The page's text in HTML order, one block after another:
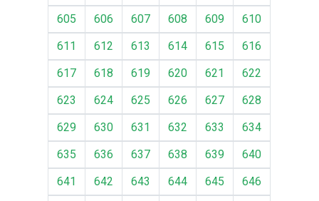
605
606 607 608 609
610
611
612 613 614 615
616
617
618 619 620 621
622
623
624 625 626 627
628
629
630 631 632 633
634
635
636 637 638 639
640
641
642 643 644 645
646